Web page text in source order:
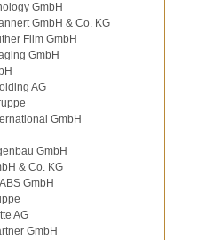
GmbH
GmbH & Co. KG
Film GmbH
GmbH
AG
GmbH
GmbH
& Co. KG
GmbH
AG
GmbH